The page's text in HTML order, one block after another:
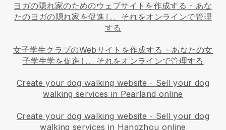
ヨガの隠れ家のためのウェブサイトを作成する - あな
たのヨガの隠れ家を促進し、それをオンラインで管理
する
女子学生クラブのWebサイトを作成する - あなたの女
子学生学を促進し、それをオンラインで管理する
Create your dog walking website - Sell your dog
walking services in Pearland online
Create your dog walking website - Sell your dog
walking services in Hangzhou online